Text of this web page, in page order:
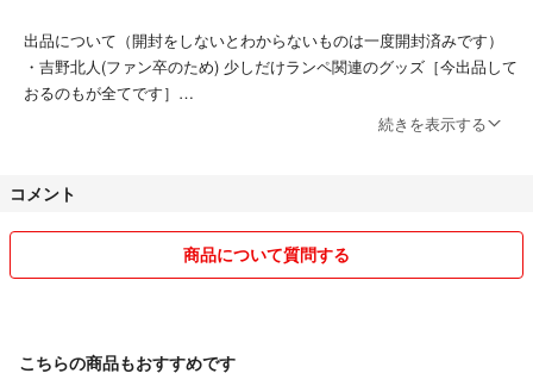
出品について（開封をしないとわからないものは一度開封済みです）
・吉野北人(ファン卒のため) 少しだけランペ関連のグッズ［今出品して
おるのもが全てです］
・ハンドメイド品（トレカケースデコ、キーホルダー）
と検索していただければ、他の出品もわかります。
続きを表示する
コメント
商品について質問する
こちらの商品もおすすめです